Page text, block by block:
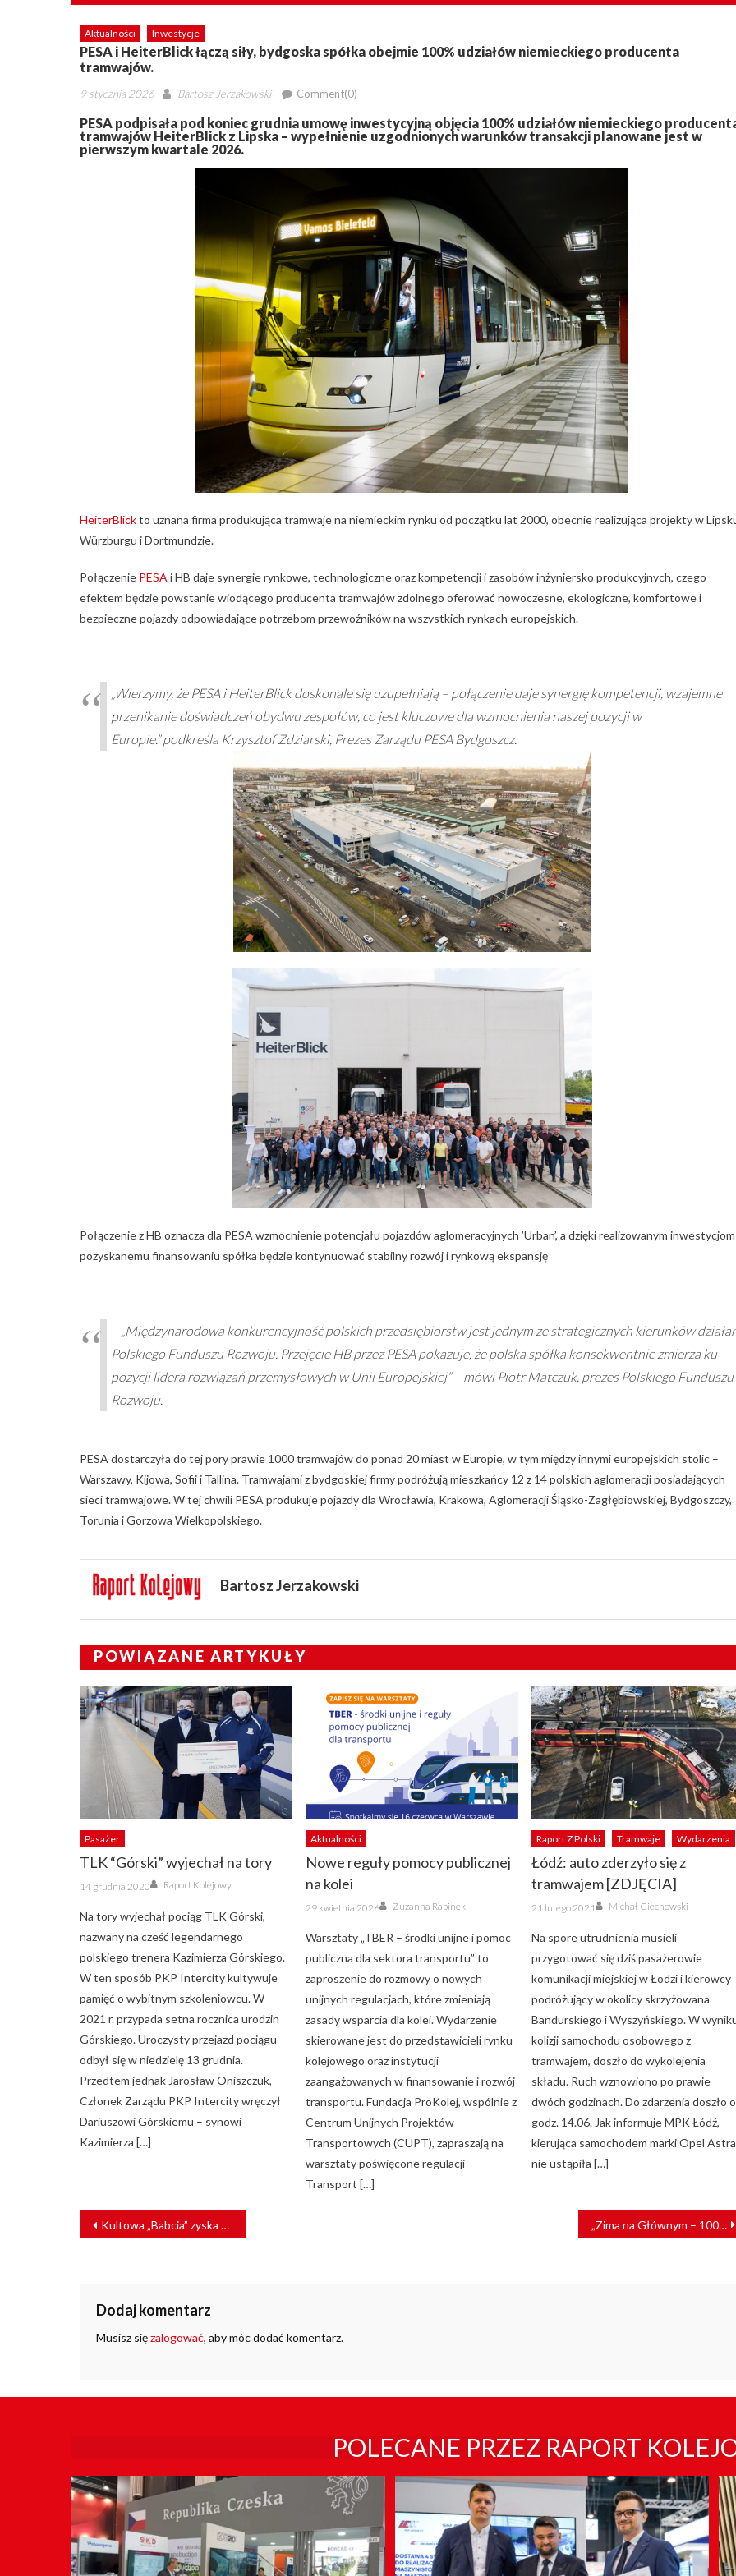
Aktualności Inwestycje
PESA i HeiterBlick łączą siły, bydgoska spółka obejmie 100% udziałów niemieckiego producenta
tramwajów.
Posted
9 stycznia 2026 Author
Bartosz Jerzakowski Comment(0)
PESA podpisała pod koniec grudnia umowę inwestycyjną objęcia 100% udziałów niemieckiego
tramwajów HeiterBlick z Lipska – wypełnienie uzgodnionych warunków transakcji planowane jest w
pierwszym kwartale 2026.
HeiterBlickto uznana firma produkująca tramwaje na niemieckim rynku od początku lat 2000, obecnie realizująca projekty w
Würzburgu i Dortmundzie.
Połączenie PESA i HB daje synergie rynkowe, technologiczne oraz kompetencji i zasobów inżyniersko produkcyjnych, czego
efektem będzie powstanie wiodącego producenta tramwajów zdolnego oferować nowoczesne, ekologiczne, komfortowe i
bezpieczne pojazdy odpowiadające potrzebom przewoźników na wszystkich rynkach europejskich.
„Wierzymy, że PESA i HeiterBlick doskonale się uzupełniają – połączenie daje synergię kompetencji, wzajemne
przenikanie doświadczeń obydwu zespołów, co jest kluczowe dla wzmocnienia naszej pozycji w
Europie.” podkreśla Krzysztof Zdziarski, Prezes Zarządu PESA Bydgoszcz.
Połączenie z HB oznacza dla PESA wzmocnienie potencjału pojazdów aglomeracyjnych ’Urban’, a dzięki realizowanym
pozyskanemu finansowaniu spółka będzie kontynuować stabilny rozwój i rynkową ekspansję
– „Międzynarodowa konkurencyjność polskich przedsiębiorstw jest jednym ze strategicznych kierunków
Polskiego Funduszu Rozwoju. Przejęcie HB przez PESA pokazuje, że polska spółka konsekwentnie zmierza ku
pozycji lidera rozwiązań przemysłowych w Unii Europejskiej” – mówi Piotr Matczuk, prezes Polskiego Funduszu
Rozwoju.
PESA dostarczyła do tej pory prawie 1000 tramwajów do ponad 20 miast w Europie, w tym między innymi europejskich stolic –
Warszawy, Kijowa, Sofii i Tallina. Tramwajami z bydgoskiej firmy podróżują mieszkańcy 12 z 14 polskich aglomeracji posiadających
sieci tramwajowe. W tej chwili PESA produkuje pojazdy dla Wrocławia, Krakowa, Aglomeracji Śląsko-Zagłębiowskiej, Bydgoszczy,
Torunia i Gorzowa Wielkopolskiego.
Bartosz Jerzakowski
POWIĄZANE ARTYKUŁY
Pasażer
TLK “Górski” wyjechał na tory
Posted
on
14 grudnia 2020 Author
Raport Kolejowy
Na tory wyjechał pociąg TLK Górski,
nazwany na cześć legendarnego
polskiego trenera Kazimierza Górskiego.
W ten sposób PKP Intercity kultywuje
pamięć o wybitnym szkoleniowcu. W
2021 r. przypada setna rocznica urodzin
Górskiego. Uroczysty przejazd pociągu
odbył się w niedzielę 13 grudnia.
Przedtem jednak Jarosław Oniszczuk,
Członek Zarządu PKP Intercity wręczył
Dariuszowi Górskiemu – synowi
Kazimierza […]
Aktualności
Nowe reguły pomocy publicznej
na kolei
Posted
on
29 kwietnia 2026 Author
Zuzanna Rabinek
Warsztaty „TBER – środki unijne i pomoc
publiczna dla sektora transportu” to
zaproszenie do rozmowy o nowych
unijnych regulacjach, które zmieniają
zasady wsparcia dla kolei. Wydarzenie
skierowane jest do przedstawicieli rynku
kolejowego oraz instytucji
zaangażowanych w finansowanie i rozwój
transportu. Fundacja ProKolej, wspólnie z
Centrum Unijnych Projektów
Transportowych (CUPT), zapraszają na
warsztaty poświęcone regulacji
Transport […]
Raport Z Polski Tramwaje Wydarzenia
Łódź: auto zderzyło się z
tramwajem [ZDJĘCIA]
Posted
on
21 lutego 2021 Author
Michał Ciechowski
Na spore utrudnienia musieli
przygotować się dziś pasażerowie
komunikacji miejskiej w Łodzi i kierowcy
podróżujący w okolicy skrzyżowana
Bandurskiego i Wyszyńskiego. W
kolizji samochodu osobowego z
tramwajem, doszło do wykolejenia
składu. Ruch wznowiono po prawie
dwóch godzinach. Do zdarzenia doszło o
godz. 14.06. Jak informuje MPK Łódź,
kierująca samochodem marki Opel Astra
nie ustąpiła […]
NAWIGACJA
WPISU
Kultowa „Babcia” zyska nowe życie „Zima na Głównym – 100-lecie PKP”. Ferie zimowe w Stacji Muzeum
Dodaj komentarz
Musisz sięzalogować, aby móc dodać komentarz.
POLECANE PRZEZ RAPORT